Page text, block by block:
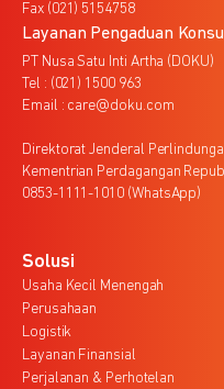
Fax (021) 5154758
Layanan Pengaduan
PT Nusa Satu Inti Artha (DOKU)
Tel : (021) 1500 963
Email : care@doku.com
Direktorat Jenderal
Kementrian Perdagangan
0853-1111-1010 (WhatsApp)
Solusi
Usaha Kecil Menengah
Perusahaan
Logistik
Layanan Finansial
Perjalanan & Perhotelan